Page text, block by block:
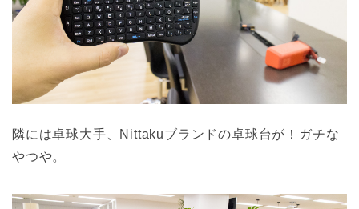
隣には卓球大手、Nittakuブランドの卓球台が！ガチな
やつや。